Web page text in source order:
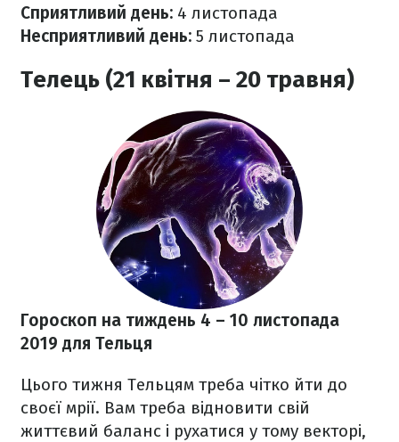
Сприятливий день: 4 листопада
Несприятливий день: 5 листопада
Телець (21 квітня – 20 травня)
Гороскоп на тиждень 4 – 10 листопада
2019 для Тельця
Цього тижня Тельцям треба чітко йти до
своєї мрії. Вам треба відновити свій
життєвий баланс і рухатися у тому векторі,